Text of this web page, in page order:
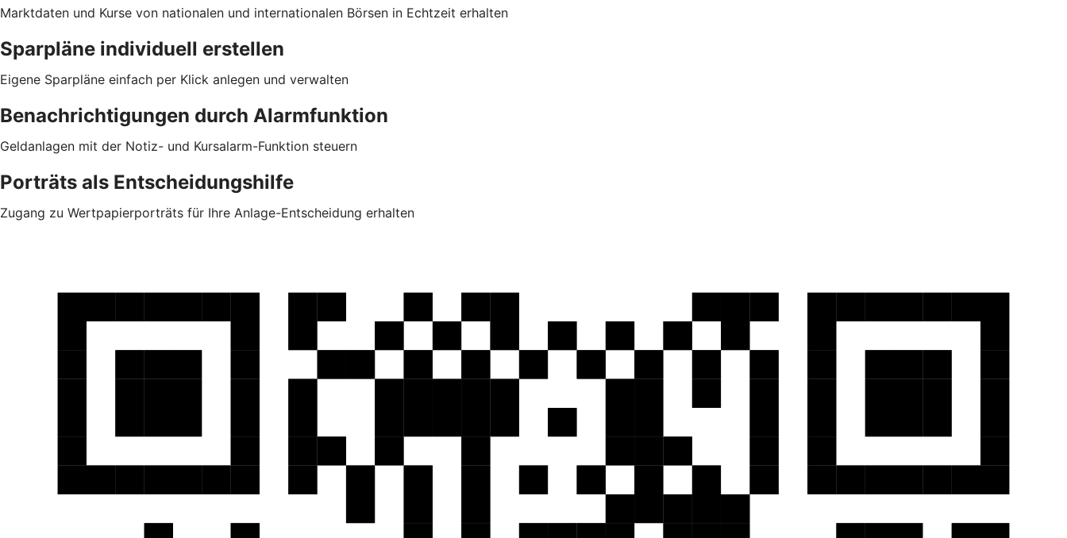
Marktdaten und Kurse von nationalen und internationalen Börsen in Echtzeit erhalten
Sparpläne individuell erstellen
Eigene Sparpläne einfach per Klick anlegen und verwalten
Benachrichtigungen durch Alarmfunktion
Geldanlagen mit der Notiz- und Kursalarm-Funktion steuern
Porträts als Entscheidungshilfe
Zugang zu Wertpapierporträts für Ihre Anlage-Entscheidung erhalten